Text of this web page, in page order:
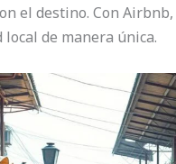
el destino. Con
local de manera única.